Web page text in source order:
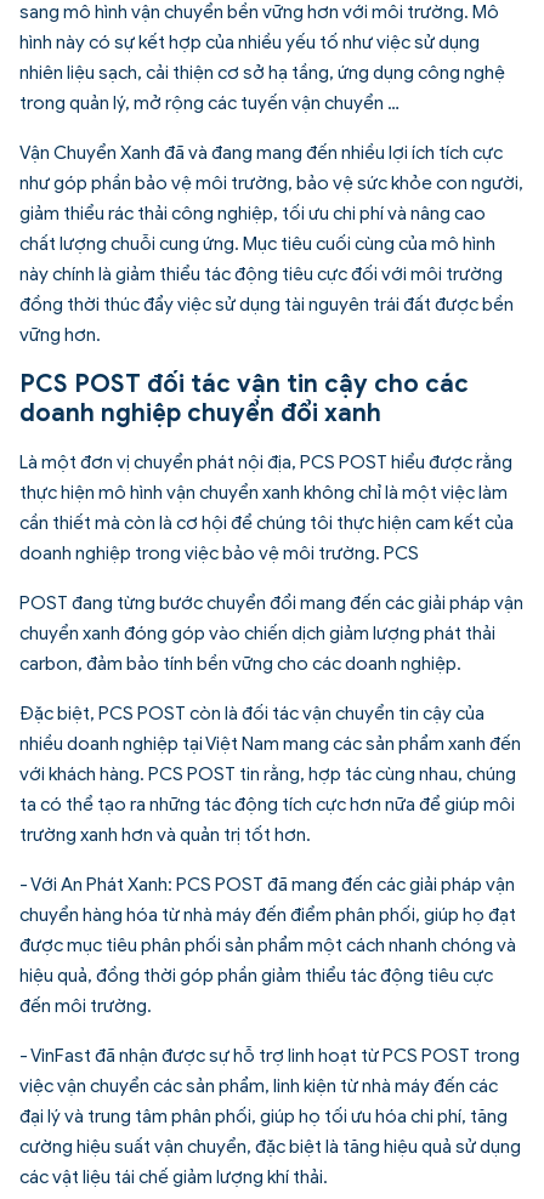
sang mô hình vận chuyển bền vững hơn với môi trường. Mô
hình này có sự kết hợp của nhiều yếu tố như việc sử dụng
nhiên liệu sạch, cải thiện cơ sở hạ tầng, ứng dụng công nghệ
trong quản lý, mở rộng các tuyến vận chuyển …
Vận Chuyển Xanh đã và đang mang đến nhiều lợi ích tích cực
như góp phần bảo vệ môi trường, bảo vệ sức khỏe con người,
giảm thiểu rác thải công nghiệp, tối ưu chi phí và nâng cao
chất lượng chuỗi cung ứng. Mục tiêu cuối cùng của mô hình
này chính là giảm thiểu tác động tiêu cực đối với môi trường
đồng thời thúc đẩy việc sử dụng tài nguyên trái đất được bền
vững hơn.
PCS POST đối tác vận tin cậy cho các
doanh nghiệp chuyển đổi xanh
Là một đơn vị chuyển phát nội địa, PCS POST hiểu được rằng
thực hiện mô hình vận chuyển xanh không chỉ là một việc làm
cần thiết mà còn là cơ hội để chúng tôi thực hiện cam kết của
doanh nghiệp trong việc bảo vệ môi trường. PCS
POST đang từng bước chuyển đổi mang đến các giải pháp vận
chuyển xanh đóng góp vào chiến dịch giảm lượng phát thải
carbon, đảm bảo tính bền vững cho các doanh nghiệp.
Đặc biệt, PCS POST còn là đối tác vận chuyển tin cậy của
nhiều doanh nghiệp tại Việt Nam mang các sản phẩm xanh đến
với khách hàng. PCS POST tin rằng, hợp tác cùng nhau, chúng
ta có thể tạo ra những tác động tích cực hơn nữa để giúp môi
trường xanh hơn và quản trị tốt hơn.
- Với An Phát Xanh: PCS POST đã mang đến các giải pháp vận
chuyển hàng hóa từ nhà máy đến điểm phân phối, giúp họ đạt
được mục tiêu phân phối sản phẩm một cách nhanh chóng và
hiệu quả, đồng thời góp phần giảm thiểu tác động tiêu cực
đến môi trường.
- VinFast đã nhận được sự hỗ trợ linh hoạt từ PCS POST trong
việc vận chuyển các sản phẩm, linh kiện từ nhà máy đến các
đại lý và trung tâm phân phối, giúp họ tối ưu hóa chi phí, tăng
cường hiệu suất vận chuyển, đặc biệt là tăng hiệu quả sử dụng
các vật liệu tái chế giảm lượng khí thải.